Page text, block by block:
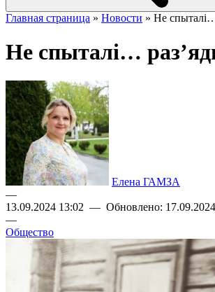
Главная страница » Новости » Не спыталі…
Не спыталі…
Елена ГАМЗА
—
13.09.2024 13:02 — Обновлено:
—
Общество